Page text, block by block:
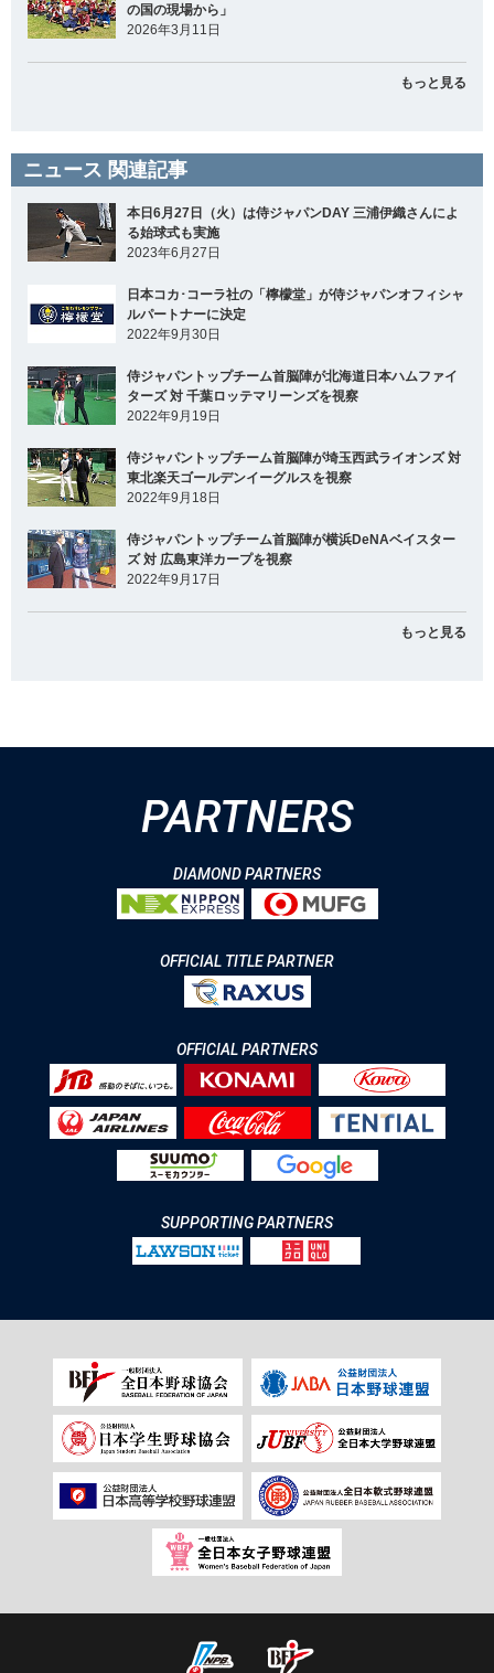
の国の現場から」
2026年3月11日
もっと見る
ニュース 関連記事
本日6月27日（火）は侍ジャパンDAY 三浦伊織さんによ
る始球式も実施
2023年6月27日
日本コカ･コーラ社の「檸檬堂」が侍ジャパンオフィシャ
ルパートナーに決定
2022年9月30日
侍ジャパントップチーム首脳陣が北海道日本ハムファイ
ターズ 対 千葉ロッテマリーンズを視察
2022年9月19日
侍ジャパントップチーム首脳陣が埼玉西武ライオンズ 対
東北楽天ゴールデンイーグルスを視察
2022年9月18日
侍ジャパントップチーム首脳陣が横浜DeNAベイスター
ズ 対 広島東洋カープを視察
2022年9月17日
もっと見る
PARTNERS
DIAMOND PARTNERS
OFFICIAL TITLE PARTNER
OFFICIAL PARTNERS
SUPPORTING PARTNERS